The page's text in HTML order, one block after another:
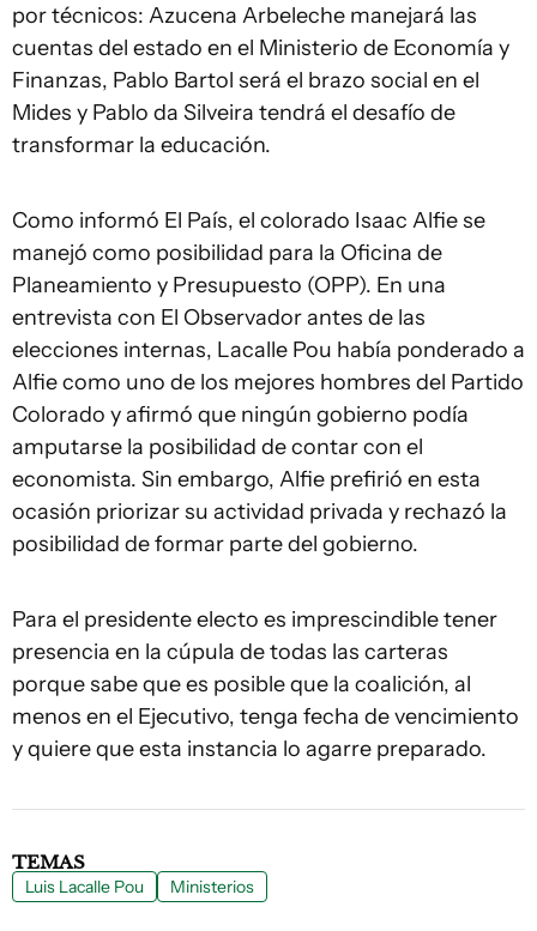
por técnicos: Azucena Arbeleche manejará las
cuentas del estado en el Ministerio de Economía y
Finanzas, Pablo Bartol será el brazo social en el
Mides y Pablo da Silveira tendrá el desafío de
transformar la educación.
Como informó El País, el colorado Isaac Alfie se
manejó como posibilidad para la Oficina de
Planeamiento y Presupuesto (OPP). En una
entrevista con El Observador antes de las
elecciones internas, Lacalle Pou había ponderado a
Alfie como uno de los mejores hombres del Partido
Colorado y afirmó que ningún gobierno podía
amputarse la posibilidad de contar con el
economista. Sin embargo, Alfie prefirió en esta
ocasión priorizar su actividad privada y rechazó la
posibilidad de formar parte del gobierno.
Para el presidente electo es imprescindible tener
presencia en la cúpula de todas las carteras
porque sabe que es posible que la coalición, al
menos en el Ejecutivo, tenga fecha de vencimiento
y quiere que esta instancia lo agarre preparado.
TEMAS
Luis Lacalle Pou Ministerios